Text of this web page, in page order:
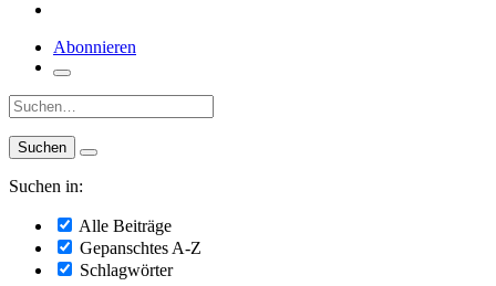
Abonnieren
Suche:
Suchen in:
Alle Beiträge
Gepanschtes A-Z
Schlagwörter